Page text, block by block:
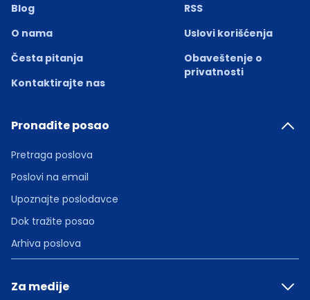
Blog
O nama
Česta pitanja
Kontaktirajte nas
RSS
Uslovi korišćenja
Obaveštenje o
privatnosti
Pronađite posao
Pretraga poslova
Poslovi na email
Upoznajte poslodavce
Dok tražite posao
Arhiva poslova
Za medije